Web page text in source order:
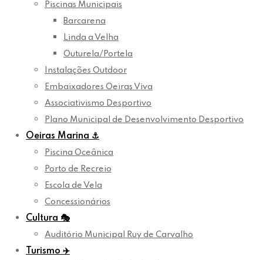
Piscinas Municipais
Barcarena
Linda a Velha
Outurela/Portela
Instalações Outdoor
Embaixadores Oeiras Viva
Associativismo Desportivo
Plano Municipal de Desenvolvimento Desportivo
Oeiras Marina ⚓
Piscina Oceânica
Porto de Recreio
Escola de Vela
Concessionários
Cultura 🎭
Auditório Municipal Ruy de Carvalho
Turismo ✈️